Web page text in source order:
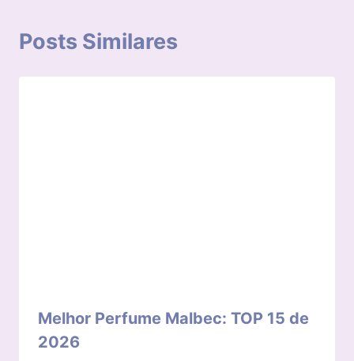
Posts Similares
Melhor Perfume Malbec: TOP 15 de
2026